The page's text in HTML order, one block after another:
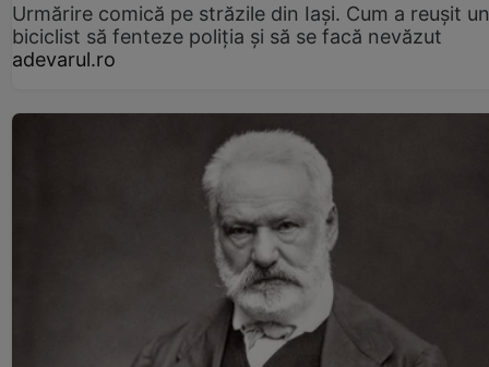
Urmărire comică pe străzile din Iași. Cum a reușit un
biciclist să fenteze poliția și să se facă nevăzut
adevarul.ro